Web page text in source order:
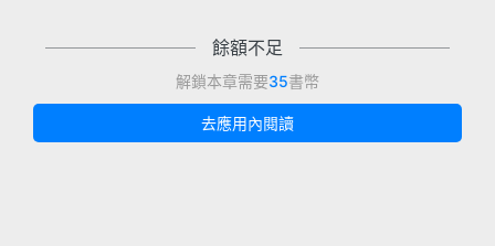
餘額不足
解鎖本章需要35書幣
去應用內閱讀